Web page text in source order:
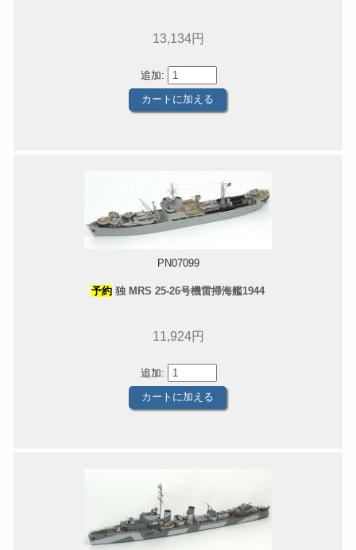
13,134円
追加:
PN07099
予約 独 MRS 25-26号機雷掃海艦1944
11,924円
追加: